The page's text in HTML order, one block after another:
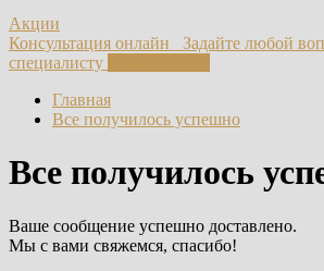
Акции
Консультация онлайн
Задайте любой
специалисту
Главная
Все получилось успешно
Все получилось
Ваше сообщение успешно доставлено.
Мы с вами свяжемся, спасибо!